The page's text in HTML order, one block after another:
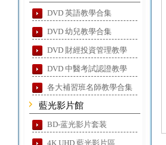
DVD 英語教學合集
DVD 幼兒教學合集
DVD 財經投資管理教學
DVD 中醫考試認證教學
各大補習班名師教學合集
藍光影片館
BD-蓝光影片套装
4K UHD 藍光影片區